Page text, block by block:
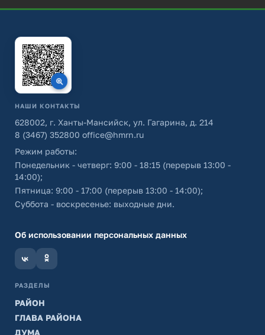
НАШИ КОНТАКТЫ
628002, г. Ханты-Мансийск, ул. Гагарина, д. 214
8 (3467) 352800 office@hmrn.ru
Режим работы:
Понедельник - четверг: 9:00 - 18:15 (перерыв 13:00 -
14:00);
Пятница: 9:00 - 17:00 (перерыв 13:00 - 14:00);
Суббота - воскресенье: выходные дни.
Об использовании персональных данных
РАЗДЕЛЫ
РАЙОН
ГЛАВА РАЙОНА
ДУМА